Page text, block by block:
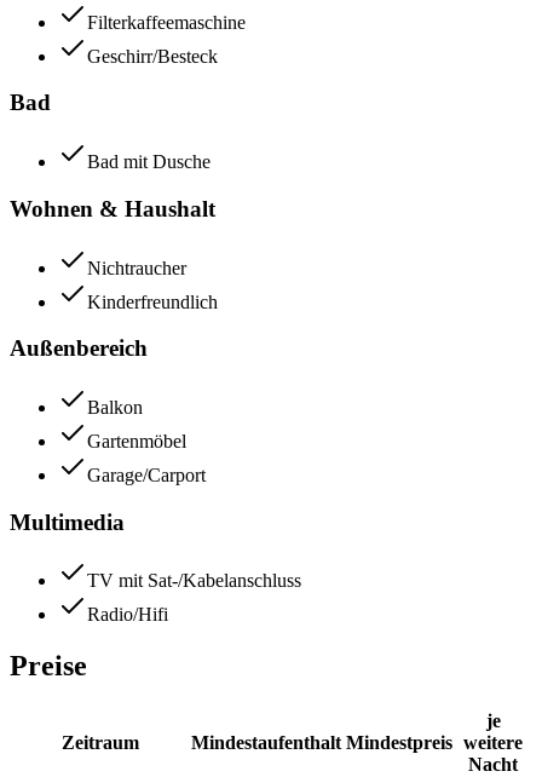
Filterkaffeemaschine
Geschirr/Besteck
Bad
Bad mit Dusche
Wohnen & Haushalt
Nichtraucher
Kinderfreundlich
Außenbereich
Balkon
Gartenmöbel
Garage/Carport
Multimedia
TV mit Sat-/Kabelanschluss
Radio/Hifi
Preise
Zeitraum Mindestaufenthalt Mindestpreis
je
weitere
Nacht